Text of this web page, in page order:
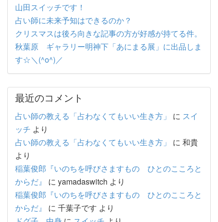
山田スイッチです！
占い師に未来予知はできるのか？
クリスマスは後ろ向きな記事の方が好感が持てる件。
秋葉原 ギャラリー明神下「あにまる展」に出品しま
す☆＼(^o^)／
最近のコメント
占い師の教える「占わなくてもいい生き方」 に スイ
ッチ より
占い師の教える「占わなくてもいい生き方」
に 和貴
より
稲葉俊郎『いのちを呼びさますもの ひとのこころと
からだ』
に yamadaswitch より
稲葉俊郎『いのちを呼びさますもの ひとのこころと
からだ』
に 千葉子です より